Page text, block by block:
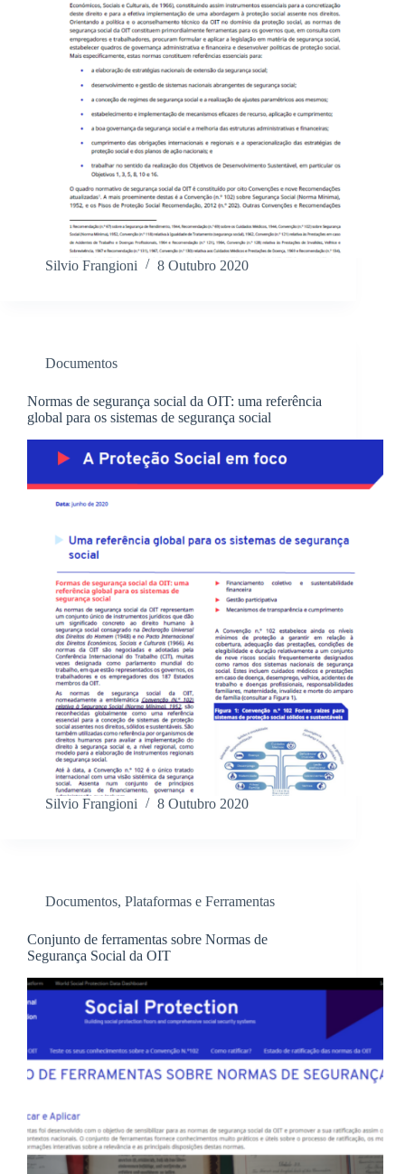
Silvio Frangioni 8 Outubro 2020
Documentos
Normas de segurança social da OIT: uma referência
global para os sistemas de segurança social
Silvio Frangioni 8 Outubro 2020
Documentos, Plataformas e Ferramentas
Conjunto de ferramentas sobre Normas de
Segurança Social da OIT